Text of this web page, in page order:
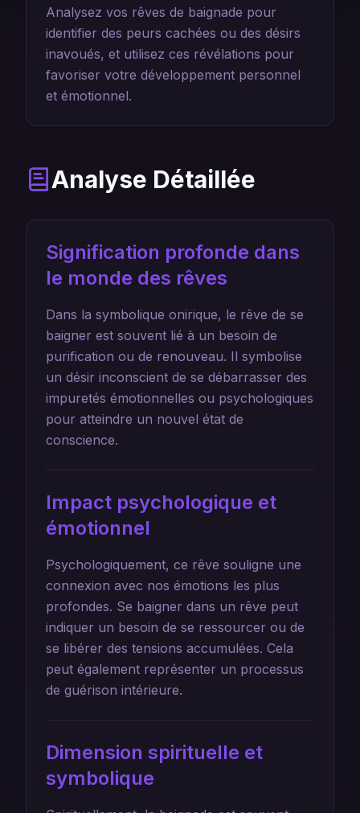
Analysez vos rêves de baignade pour
identifier des peurs cachées ou des désirs
inavoués, et utilisez ces révélations pour
favoriser votre développement personnel
et émotionnel.
Analyse Détaillée
Signification profonde dans
le monde des rêves
Dans la symbolique onirique, le rêve de se
baigner est souvent lié à un besoin de
purification ou de renouveau. Il symbolise
un désir inconscient de se débarrasser des
impuretés émotionnelles ou psychologiques
pour atteindre un nouvel état de
conscience.
Impact psychologique et
émotionnel
Psychologiquement, ce rêve souligne une
connexion avec nos émotions les plus
profondes. Se baigner dans un rêve peut
indiquer un besoin de se ressourcer ou de
se libérer des tensions accumulées. Cela
peut également représenter un processus
de guérison intérieure.
Dimension spirituelle et
symbolique